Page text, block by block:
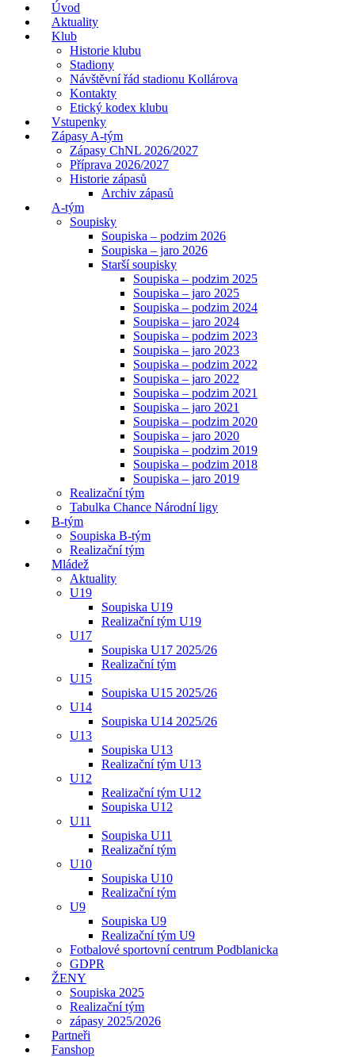
Úvod
Aktuality
Klub
Historie klubu
Stadiony
Návštěvní řád stadionu Kollárova
Kontakty
Etický kodex klubu
Vstupenky
Zápasy A-tým
Zápasy ChNL 2026/2027
Příprava 2026/2027
Historie zápasů
Archiv zápasů
A-tým
Soupisky
Soupiska – podzim 2026
Soupiska – jaro 2026
Starší soupisky
Soupiska – podzim 2025
Soupiska – jaro 2025
Soupiska – podzim 2024
Soupiska – jaro 2024
Soupiska – podzim 2023
Soupiska – jaro 2023
Soupiska – podzim 2022
Soupiska – jaro 2022
Soupiska – podzim 2021
Soupiska – jaro 2021
Soupiska – podzim 2020
Soupiska – jaro 2020
Soupiska – podzim 2019
Soupiska – podzim 2018
Soupiska – jaro 2019
Realizační tým
Tabulka Chance Národní ligy
B-tým
Soupiska B-tým
Realizační tým
Mládež
Aktuality
U19
Soupiska U19
Realizační tým U19
U17
Soupiska U17 2025/26
Realizační tým
U15
Soupiska U15 2025/26
U14
Soupiska U14 2025/26
U13
Soupiska U13
Realizační tým U13
U12
Realizační tým U12
Soupiska U12
U11
Soupiska U11
Realizační tým
U10
Soupiska U10
Realizační tým
U9
Soupiska U9
Realizační tým U9
Fotbalové sportovní centrum Podblanicka
GDPR
ŽENY
Soupiska 2025
Realizační tým
zápasy 2025/2026
Partneři
Fanshop